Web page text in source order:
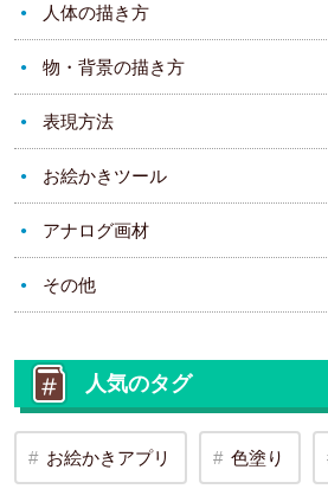
人体の描き方
物・背景の描き方
表現方法
お絵かきツール
アナログ画材
その他
人気のタグ
お絵かきアプリ 色塗り